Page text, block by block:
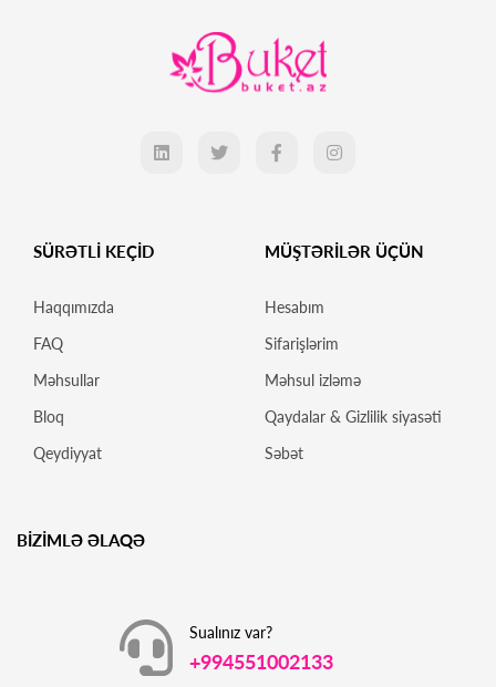
SÜRƏTLİ KEÇİD
Haqqımızda
FAQ
Məhsullar
Bloq
Qeydiyyat
MÜŞTƏRİLƏR ÜÇÜN
Hesabım
Sifarişlərim
Məhsul izləmə
Qaydalar & Gizlilik siyasəti
Səbət
BİZİMLƏ ƏLAQƏ
Sualınız var?
+994551002133